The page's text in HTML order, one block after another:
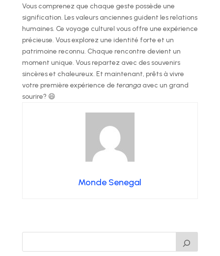
Vous comprenez que chaque geste possède une
signification. Les valeurs anciennes guident les relations
humaines. Ce voyage culturel vous offre une expérience
précieuse. Vous explorez une identité forte et un
patrimoine reconnu. Chaque rencontre devient un
moment unique. Vous repartez avec des souvenirs
sincères et chaleureux. Et maintenant, prêts à vivre
votre première expérience de terangaavec un grand
sourire? 😄
Monde Senegal